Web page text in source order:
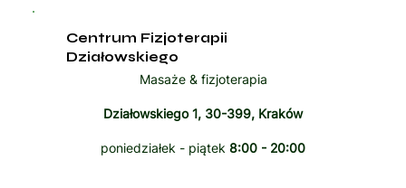
Centrum Fizjoterapii
Działowskiego
Masaże & fizjoterapia
Działowskiego 1, 30-399, Kraków
poniedziałek - piątek 8:00 - 20:00